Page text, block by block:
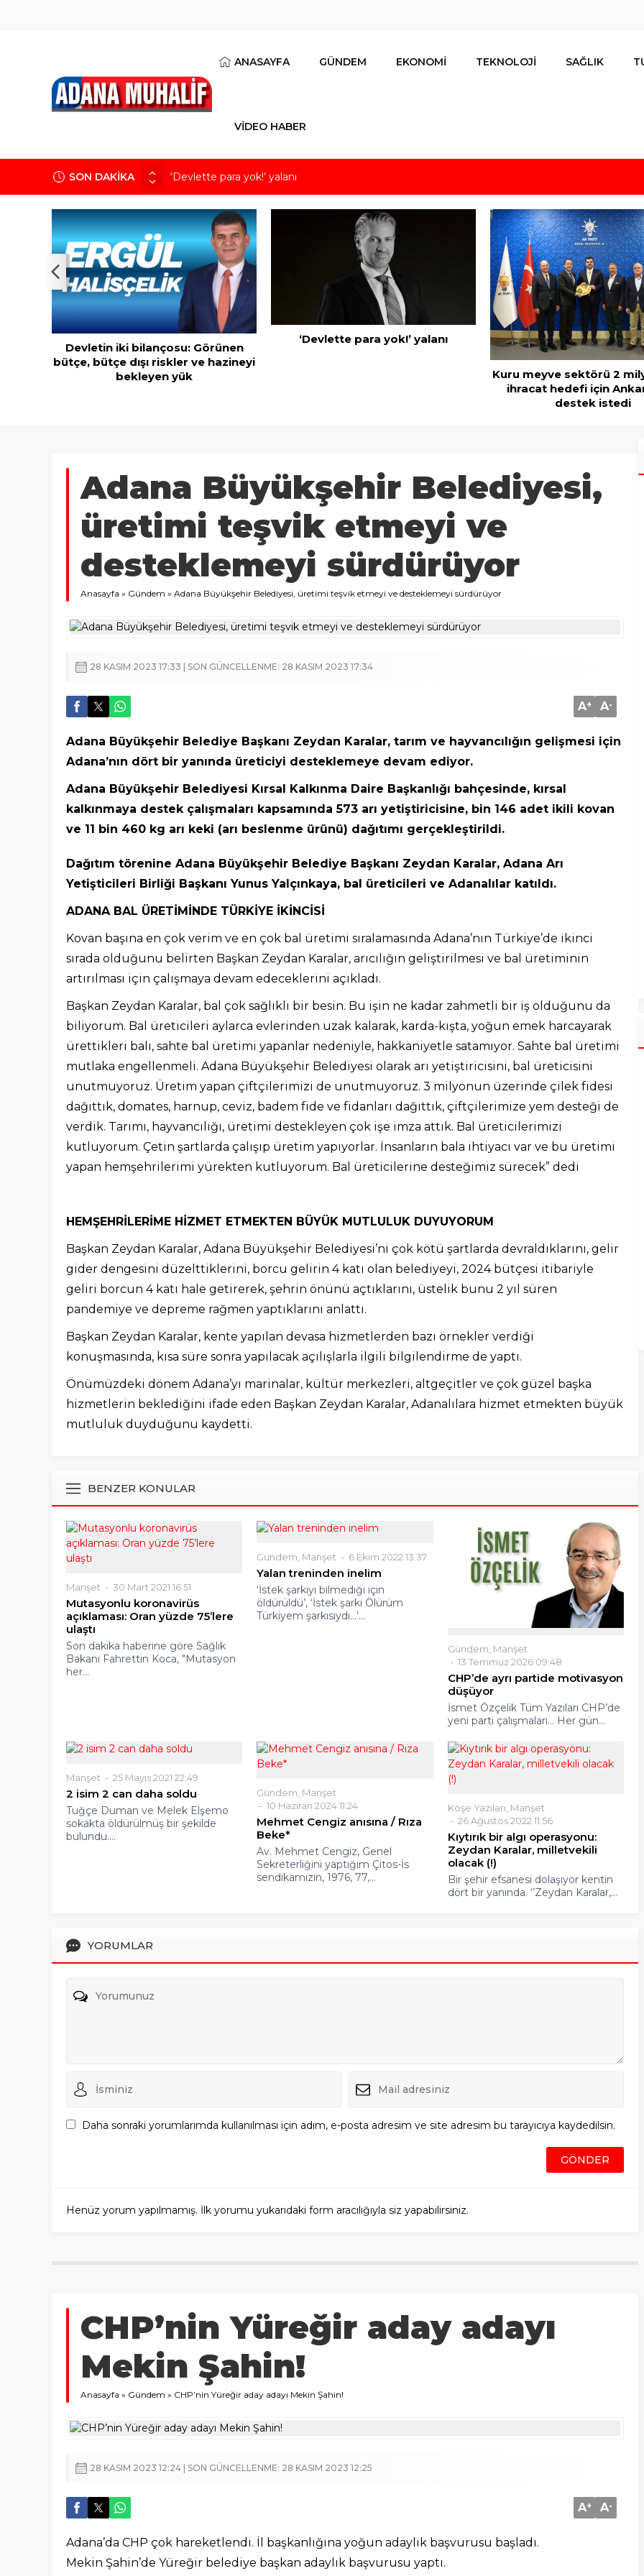
ANASAYFA GÜNDEM EKONOMİ TEKNOLOJİ SAĞLIK
VİDEO HABER
SON DAKİKA
‘Devlette para yok!’ yalanı
Kuru meyve sektörü 2 milyar dolar ihracat hedefi için Ankara’dan destek istedi
Mobilya ihracatında Avrupa ivmesi
Göz için “Akıllı Mercek” herkes için uygun mu?
Devletin iki bilançosu: Görünen bütçe, bütçe dışı riskler ve hazineyi bekleyen yük
Mobilya ihracatında
Adana Büyükşehir Belediyesi,
üretimi teşvik etmeyi ve
desteklemeyi sürdürüyor
Anasayfa » Gündem » Adana Büyükşehir Belediyesi, üretimi teşvik etmeyi ve desteklemeyi sürdürüyor
28 KASIM 2023 17:33 | SON GÜNCELLENME: 28 KASIM 2023 17:34
A+ A-
Adana Büyükşehir Belediye Başkanı Zeydan Karalar, tarım ve hayvancılığın gelişmesi için
Adana’nın dört bir yanında üreticiyi desteklemeye devam ediyor.
Adana Büyükşehir Belediyesi Kırsal Kalkınma Daire Başkanlığı bahçesinde, kırsal
kalkınmaya destek çalışmaları kapsamında 573 arı yetiştiricisine, bin 146 adet ikili kovan
ve 11 bin 460 kg arı keki (arı beslenme ürünü) dağıtımı gerçekleştirildi.
Dağıtım törenine Adana Büyükşehir Belediye Başkanı Zeydan Karalar, Adana Arı
Yetişticileri Birliği Başkanı Yunus Yalçınkaya, bal üreticileri ve Adanalılar katıldı.
ADANA BAL ÜRETİMİNDE TÜRKİYE İKİNCİSİ
Kovan başına en çok verim ve en çok bal üretimi sıralamasında Adana’nın Türkiye’de ikinci
sırada olduğunu belirten Başkan Zeydan Karalar, arıcılığın geliştirilmesi ve bal üretiminin
artırılması için çalışmaya devam edeceklerini açıkladı.
Başkan Zeydan Karalar, bal çok sağlıklı bir besin. Bu işin ne kadar zahmetli bir iş olduğunu da
biliyorum. Bal üreticileri aylarca evlerinden uzak kalarak, karda-kışta, yoğun emek harcayarak
ürettikleri balı, sahte bal üretimi yapanlar nedeniyle, hakkaniyetle satamıyor. Sahte bal üretimi
mutlaka engellenmeli. Adana Büyükşehir Belediyesi olarak arı yetiştiricisini, bal üreticisini
unutmuyoruz. Üretim yapan çiftçilerimizi de unutmuyoruz. 3 milyonun üzerinde çilek fidesi
dağıttık, domates, harnup, ceviz, badem fide ve fidanları dağıttık, çiftçilerimize yem desteği de
verdik. Tarımı, hayvancılığı, üretimi destekleyen çok işe imza attık. Bal üreticilerimizi
kutluyorum. Çetin şartlarda çalışıp üretim yapıyorlar. İnsanların bala ihtiyacı var ve bu üretimi
yapan hemşehrilerimi yürekten kutluyorum. Bal üreticilerine desteğimiz sürecek” dedi
HEMŞEHRİLERİME HİZMET ETMEKTEN BÜYÜK MUTLULUK DUYUYORUM
Başkan Zeydan Karalar, Adana Büyükşehir Belediyesi’ni çok kötü şartlarda devraldıklarını, gelir
gider dengesini düzelttiklerini, borcu gelirin 4 katı olan belediyeyi, 2024 bütçesi itibariyle
geliri borcun 4 katı hale getirerek, şehrin önünü açtıklarını, üstelik bunu 2 yıl süren
pandemiye ve depreme rağmen yaptıklarını anlattı.
Başkan Zeydan Karalar, kente yapılan devasa hizmetlerden bazı örnekler verdiği
konuşmasında, kısa süre sonra yapılacak açılışlarla ilgili bilgilendirme de yaptı.
Önümüzdeki dönem Adana’yı marinalar, kültür merkezleri, altgeçitler ve çok güzel başka
hizmetlerin beklediğini ifade eden Başkan Zeydan Karalar, Adanalılara hizmet etmekten büyük
mutluluk duyduğunu kaydetti.
BENZER KONULAR
Manşet 30 Mart 2021 16:51
Mutasyonlu koronavirüs
açıklaması: Oran yüzde 75’lere
ulaştı
Son dakika haberine göre Sağlık
Bakanı Fahrettin Koca, "Mutasyon
her...
Gündem Manşet 6 Ekim 2022 13:37
Yalan treninden inelim
‘İstek şarkıyı bilmediği için
öldürüldü’, ‘İstek şarkı Ölürüm
Türkiyem şarkısıydı…’...
Gündem Manşet
13 Temmuz 2026 09:48
CHP’de ayrı partide motivasyon
düşüyor
İsmet Özçelik Tüm Yazıları CHP’de
yeni parti çalışmaları… Her gün...
Manşet 25 Mayıs 2021 22:49
2 isim 2 can daha soldu
Tuğçe Duman ve Melek Elşemo
sokakta öldürülmüş bir şekilde
bulundu....
Gündem Manşet
10 Haziran 2024 11:24
Mehmet Cengiz anısına / Rıza
Beke*
Av. Mehmet Cengiz, Genel
Sekreterliğini yaptığım Çitos-İs
sendikamızın, 1976, 77,...
Köşe Yazıları Manşet
26 Ağustos 2022 11:56
Kıytırık bir algı operasyonu:
Zeydan Karalar, milletvekili
olacak (!)
Bir şehir efsanesi dolaşıyor kentin
dört bir yanında. ‘’Zeydan Karalar,...
YORUMLAR
Daha sonraki yorumlarımda kullanılması için adım, e-posta adresim ve site adresim bu tarayıcıya kaydedilsin.
Henüz yorum yapılmamış. İlk yorumu yukarıdaki form aracılığıyla siz yapabilirsiniz.
CHP’nin Yüreğir aday adayı
Mekin Şahin!
Anasayfa » Gündem » CHP’nin Yüreğir aday adayı Mekin Şahin!
28 KASIM 2023 12:24 | SON GÜNCELLENME: 28 KASIM 2023 12:25
A+ A-
Adana’da CHP çok hareketlendi. İl başkanlığına yoğun adaylık başvurusu başladı.
Mekin Şahin’de Yüreğir belediye başkan adaylık başvurusu yaptı.